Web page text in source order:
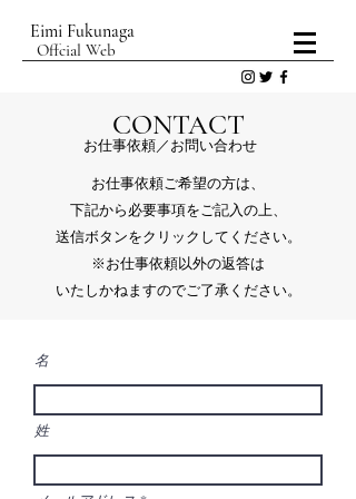
Eimi Fukunaga
Offcial Web
CONTACT
​お仕事依頼／お問い合わせ
お仕事依頼ご希望の方は、
下記から必要事項をご記入の上、
送信ボタンをクリックしてください。
​※お仕事依頼以外の返答は
いたしかねますのでご了承ください。
名
姓